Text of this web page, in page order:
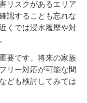
リスクがあるエリア
認することも忘れな
くでは浸水履歴や対
要です。将来の家族
リー対応が可能な間
ども検討してみては